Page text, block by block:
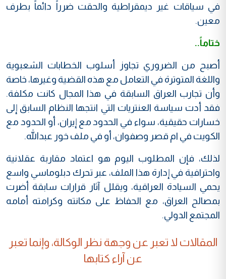
في سياقات غير ديمقراطية والحقت ضرراً دائماً بطرف
معين.
ختاماً..
أصبح من الضروري تجاوز أسلوب الخطابات الشعبوية
واللغة المتوترة في التعامل مع هذه القضية وغيرها، خاصة
وأن تجارب العراق السابقة في هذا المجال كانت مكلفة.
فقد أدت سياسة العنتريات التي انتجها النظام السابق إلى
خسارات حقيقية، سواء في الحدود مع إيران، أو الحدود مع
الكويت في ام قصر وصفوان، أو في ملف خور عبدالله.
لذلك، فإن المطلوب اليوم هو اعتماد مقاربة عقلانية
واحترافية في إدارة هذا الملف، عبر تحرك دبلوماسي واسع
يحمي السيادة العراقية، ويقلل آثار قرارات سابقة أضرت
بمصالح العراق، مع الحفاظ على مكانته وكرامته أمامه
المجتمع الدولي.
المقالات لا تعبر عن وجهة نظر الوكالة، وإنما تعبر
عن آراء كتابها